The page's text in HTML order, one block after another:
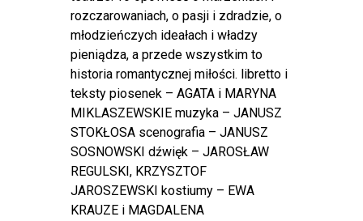
rozczarowaniach, o pasji i zdradzie, o
młodzieńczych ideałach i władzy
pieniądza, a przede wszystkim to
historia romantycznej miłości. libretto i
teksty piosenek – AGATA i MARYNA
MIKLASZEWSKIE muzyka – JANUSZ
STOKŁOSA scenografia – JANUSZ
SOSNOWSKI dźwięk – JAROSŁAW
REGULSKI, KRZYSZTOF
JAROSZEWSKI kostiumy – EWA
KRAUZE i MAGDALENA